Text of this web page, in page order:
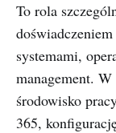
To rola
systemami,
management.
środowisko
365,